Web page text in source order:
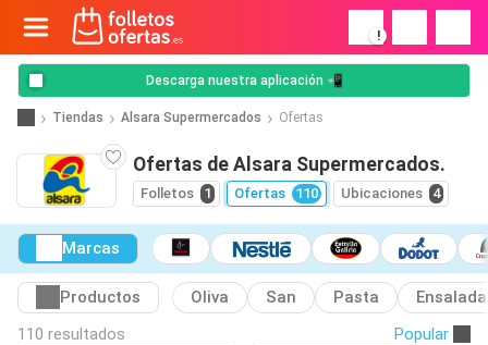
!
Descarga nuestra aplicación 📲
Tiendas Alsara Supermercados Ofertas
Ofertas de Alsara Supermercados.
Folletos 1 Ofertas 110 Ubicaciones 4
Marcas
Productos Oliva San Pasta
Ensalada
110 resultados
Popular